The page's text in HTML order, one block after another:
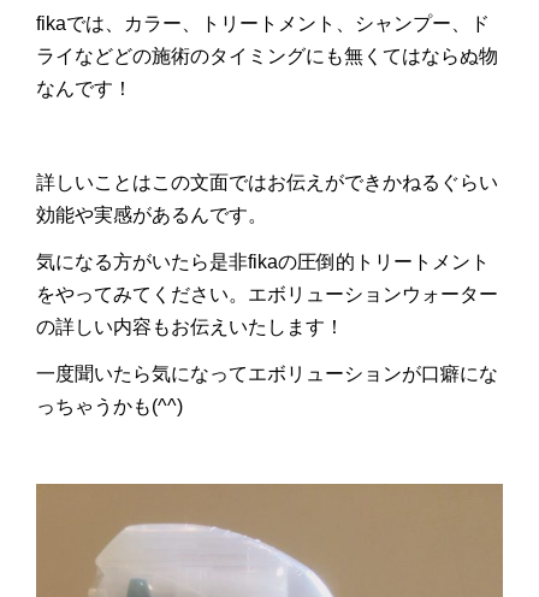
fikaでは、カラー、トリートメント、シャンプー、ド
ライなどどの施術のタイミングにも無くてはならぬ物
なんです！
詳しいことはこの文面ではお伝えができかねるぐらい
効能や実感があるんです。
気になる方がいたら是非fikaの圧倒的トリートメント
をやってみてください。エボリューションウォーター
の詳しい内容もお伝えいたします！
一度聞いたら気になってエボリューションが口癖にな
っちゃうかも(^^)